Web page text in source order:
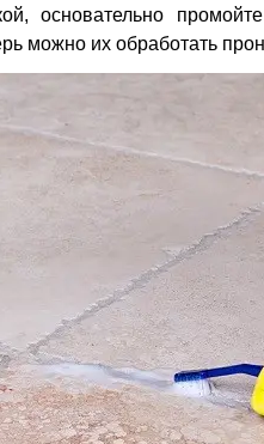
основательно
можно их обработать